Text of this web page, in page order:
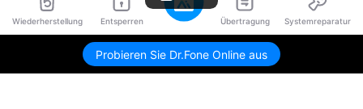
Wiederherstellung Entsperren Übertragung Systemreparatur
Probieren Sie Dr.Fone Online aus